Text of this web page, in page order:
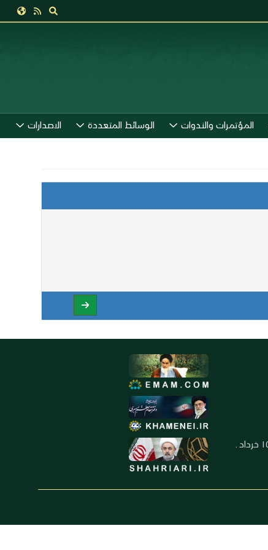
المؤتمرات والندوات الوسائط المتعددة الاصدارات
العنوان: ايران ـ قم ـ ميدان جهاد ـ بلوار ١٥ خرداد ـ